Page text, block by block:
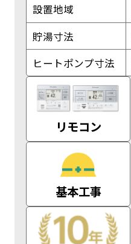
設置地域
貯湯寸法
ヒートポンプ寸法
リモコン
基本工事